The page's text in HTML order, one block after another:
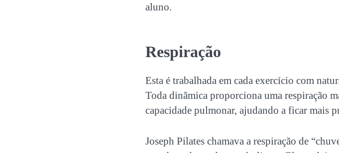
aluno.
Respiração
Esta é trabalhada em cada exercício com
Toda dinâmica proporciona uma respiração
capacidade pulmonar, ajudando a ficar mais
Joseph Pilates chamava a respiração de